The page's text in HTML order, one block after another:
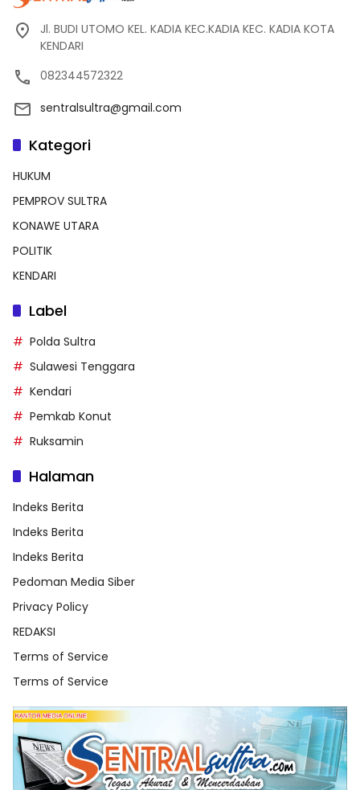
Jl. BUDI UTOMO KEL. KADIA KEC.KADIA KEC. KADIA KOTA
KENDARI
082344572322
sentralsultra@gmail.com
Kategori
HUKUM
PEMPROV SULTRA
KONAWE UTARA
POLITIK
KENDARI
Label
Polda Sultra
Sulawesi Tenggara
Kendari
Pemkab Konut
Ruksamin
Halaman
Indeks Berita
Indeks Berita
Indeks Berita
Pedoman Media Siber
Privacy Policy
REDAKSI
Terms of Service
Terms of Service